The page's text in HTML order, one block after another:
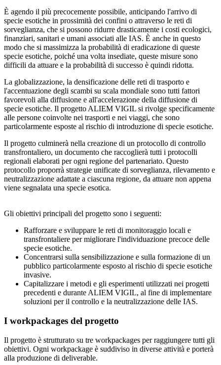
È agendo il più precocemente possibile, anticipando l'arrivo di
specie esotiche in prossimità dei confini o attraverso le reti di
sorveglianza, che si possono ridurre drasticamente i costi ecologici,
finanziari, sanitari e umani associati alle IAS. È anche in questo
modo che si massimizza la probabilità di eradicazione di queste
specie esotiche, poiché una volta insediate, queste misure sono
difficili da attuare e la probabilità di successo è quindi ridotta.
La globalizzazione, la densificazione delle reti di trasporto e
l'accentuazione degli scambi su scala mondiale sono tutti fattori
favorevoli alla diffusione e all'accelerazione della diffusione di
specie esotiche. Il progetto ALIEM VIGIL si rivolge specificamente
alle persone coinvolte nei trasporti e nei viaggi, che sono
particolarmente esposte al rischio di introduzione di specie esotiche.
Il progetto culminerà nella creazione di un protocollo di controllo
transfrontaliero, un documento che raccoglierà tutti i protocolli
regionali elaborati per ogni regione del partenariato. Questo
protocollo proporrà strategie unificate di sorveglianza, rilevamento e
neutralizzazione adattate a ciascuna regione, da attuare non appena
viene segnalata una specie esotica.
Gli obiettivi principali del progetto sono i seguenti:
Rafforzare e sviluppare le reti di monitoraggio locali e
transfrontaliere per migliorare l'individuazione precoce delle
specie esotiche.
Concentrarsi sulla sensibilizzazione e sulla formazione di un
pubblico particolarmente esposto al rischio di specie esotiche
invasive.
Capitalizzare i metodi e gli esperimenti utilizzati nei progetti
precedenti e durante ALIEM VIGIL, al fine di implementare
soluzioni per il controllo e la neutralizzazione delle IAS.
I workpackages del progetto
Il progetto è strutturato su tre workpackages per raggiungere tutti gli
obiettivi. Ogni workpackage è suddiviso in diverse attività e porterà
alla produzione di deliverable.